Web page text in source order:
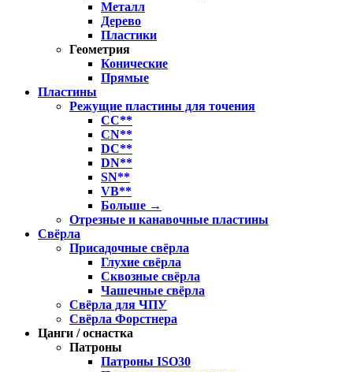
Металл
Дерево
Пластики
Геометрия
Конические
Прямые
Пластины
Режущие пластины для точения
CC**
CN**
DC**
DN**
SN**
VB**
Больше →
Отрезные и канавочные пластины
Свёрла
Присадочные свёрла
Глухие свёрла
Сквозные свёрла
Чашечные свёрла
Свёрла для ЧПУ
Свёрла Форстнера
Цанги / оснастка
Патроны
Патроны ISO30